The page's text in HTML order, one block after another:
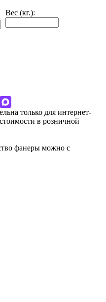
Вес (кг.):
только для интернет-
в розничной
фанеры можно с